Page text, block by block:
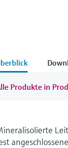
Produkte in